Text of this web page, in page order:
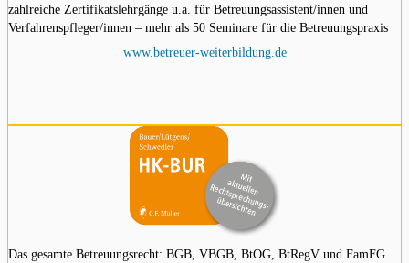
zahlreiche Zertifikatslehrgänge u.a. für Betreuungsassistent/innen und
Verfahrenspfleger/innen – mehr als 50 Seminare für die Betreuungspraxis
www.betreuer-weiterbildung.de
Das gesamte Betreuungsrecht: BGB, VBGB, BtOG, BtRegV und FamFG